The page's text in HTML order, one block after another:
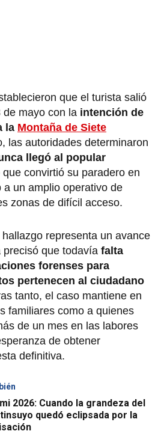
que el turista salió
mayo con la intención de
la Montaña de Siete
las autoridades determinaron
llegó al popular
que convirtió su paradero en
un amplio operativo de
zonas de difícil acceso.
representa un avance
que todavía falta
forenses para
pertenecen al ciudadano
tanto, el caso mantiene en
familiares como a quienes
de un mes en las labores
de obtener
definitiva.
2026: Cuando la grandeza del
quedó eclipsada por la